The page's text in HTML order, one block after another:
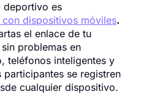
deportivo es
dispositivos móviles.
el enlace de tu
problemas en
teléfonos inteligentes y
se registren
cualquier dispositivo.